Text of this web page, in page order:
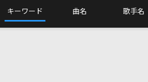
キーワード 曲名 歌手名